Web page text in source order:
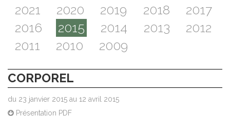
2021
2020 2019 2018
2017
2016
2015 2014 2013
2012
2011
2010 2009
CORPOREL
du 23 janvier 2015 au 12 avril 2015
Présentation PDF